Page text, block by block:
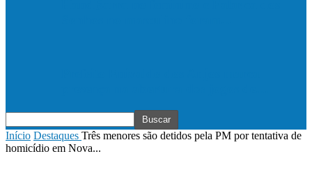
Início Destaques Três menores são detidos pela PM por tentativa de
homicídio em Nova...